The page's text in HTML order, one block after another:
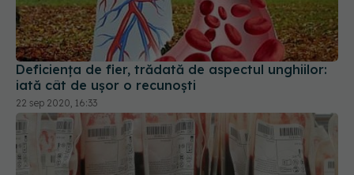
Deficiența de fier, trădată de aspectul unghiilor:
iată cât de ușor o recunoști
22 sep 2020, 16:33